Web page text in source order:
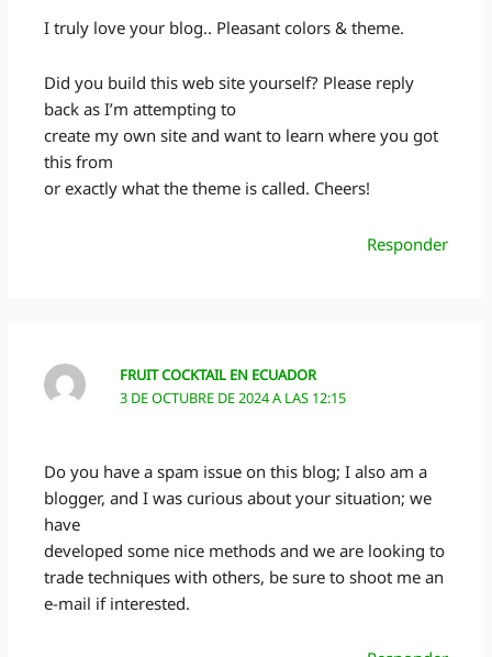
I truly love your blog.. Pleasant colors & theme.
Did you build this web site yourself? Please reply
back as I’m attempting to
create my own site and want to learn where you got
this from
or exactly what the theme is called. Cheers!
Responder
FRUIT COCKTAIL EN ECUADOR
3 DE OCTUBRE DE 2024 A LAS 12:15
Do you have a spam issue on this blog; I also am a
blogger, and I was curious about your situation; we
have
developed some nice methods and we are looking to
trade techniques with others, be sure to shoot me an
e-mail if interested.